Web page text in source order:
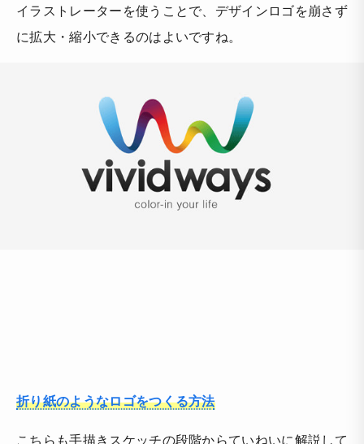
イラストレーターを使うことで、デザインロゴを崩さず
に拡大・縮小できるのはよいですね。
折り紙のようなロゴをつくる方法
こちらも手描きスケッチの段階からていねいに解説して